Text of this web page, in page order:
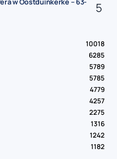
10018
6285
5789
5785
4779
4257
2275
1316
1242
1182